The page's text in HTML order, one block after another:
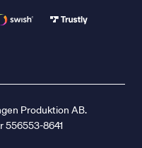
Produktion AB.
556553-8641